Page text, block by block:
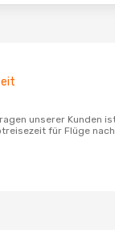
für Flüge nach